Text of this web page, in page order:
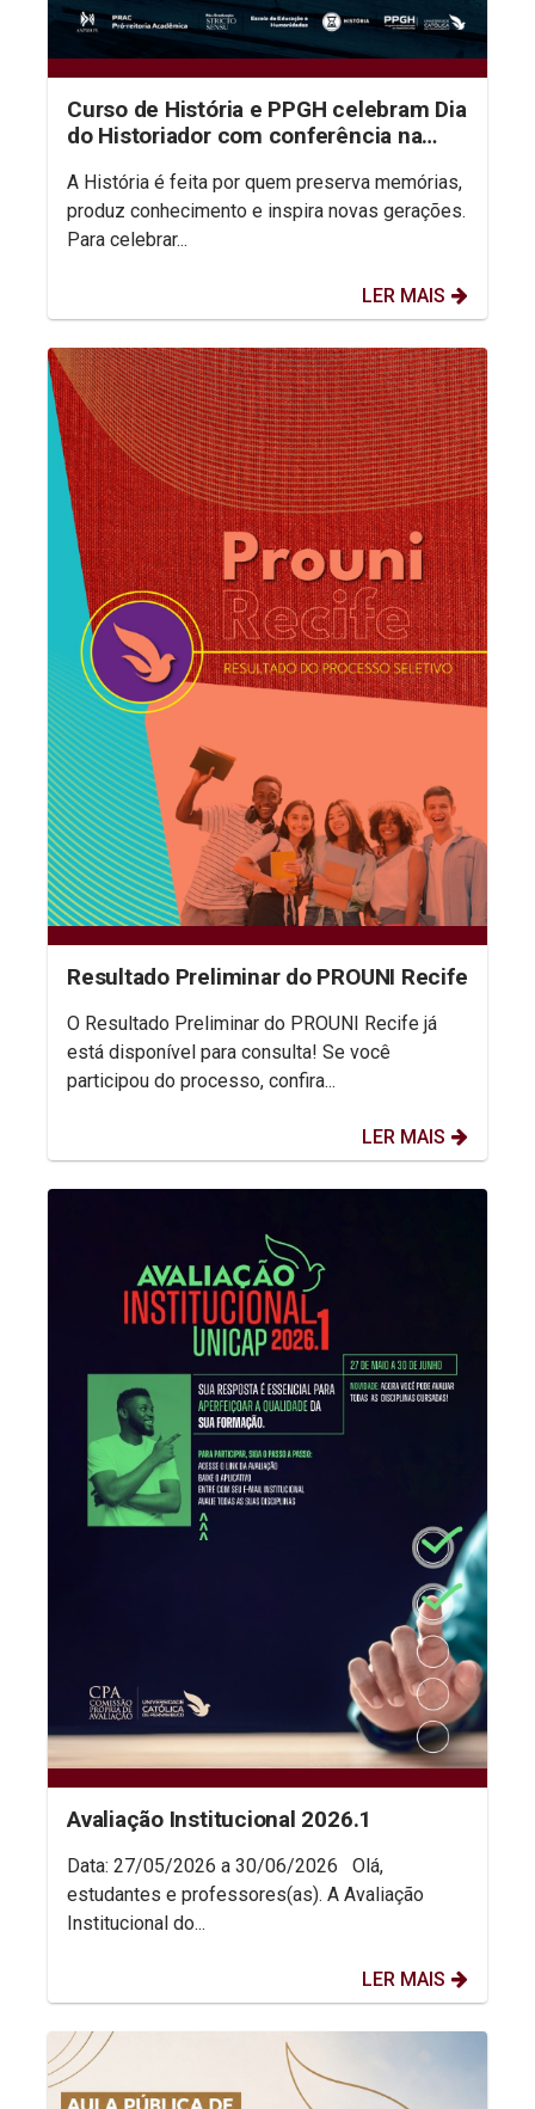
Curso de História e PPGH celebram Dia
do Historiador com conferência na
A História é feita por quem preserva memórias,
produz conhecimento e inspira novas gerações.
Para celebrar...
LER MAIS
Resultado Preliminar do PROUNI Recife
O Resultado Preliminar do PROUNI Recife já
está disponível para consulta! Se você
participou do processo, confira...
LER MAIS
Avaliação Institucional 2026.1
Data: 27/05/2026 a 30/06/2026 Olá,
estudantes e professores(as). A Avaliação
Institucional do...
LER MAIS